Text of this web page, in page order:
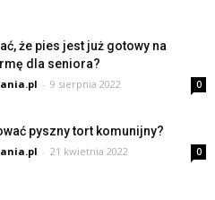
że pies jest już gotowy na
dla seniora?
- 9 sierpnia 2022 0
pyszny tort komunijny?
- 21 kwietnia 2022 0